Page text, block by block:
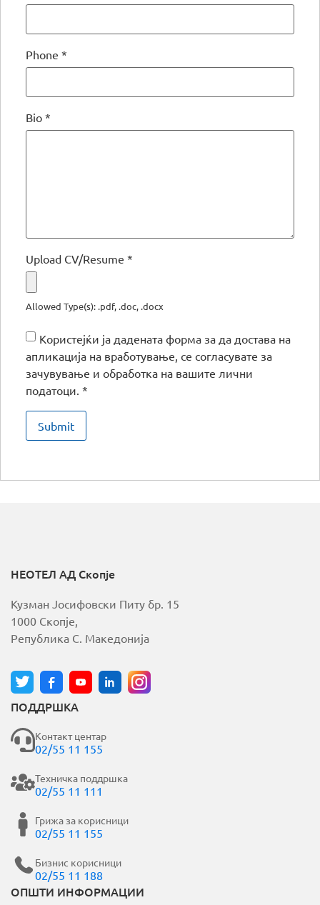
Phone *
Bio *
Upload CV/Resume *
Allowed Type(s): .pdf, .doc, .docx
Користејќи ја дадената форма за да достава на
апликација на вработување, се согласувате за
зачувување и обработка на вашите лични
податоци. *
НЕОТЕЛ АД Скопје
Кузман Јосифовски Питу бр. 15
1000 Скопје,
Република С. Македонија
ПОДДРШКА
Контакт центар
02/55 11 155
Техничка поддршка
02/55 11 111
Грижа за корисници
02/55 11 155
Бизнис корисници
02/55 11 188
ОПШТИ ИНФОРМАЦИИ